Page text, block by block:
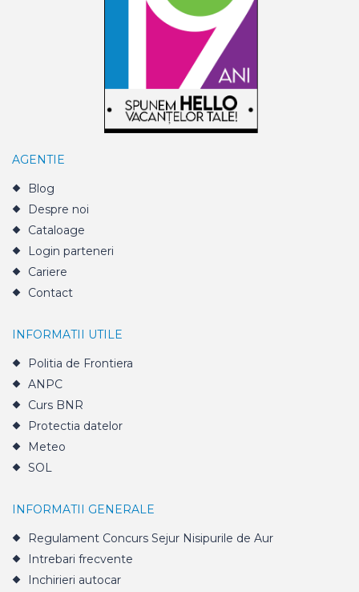
AGENTIE
Blog
Despre noi
Cataloage
Login parteneri
Cariere
Contact
INFORMATII UTILE
Politia de Frontiera
ANPC
Curs BNR
Protectia datelor
Meteo
SOL
INFORMATII GENERALE
Regulament Concurs Sejur Nisipurile de Aur
Intrebari frecvente
Inchirieri autocar